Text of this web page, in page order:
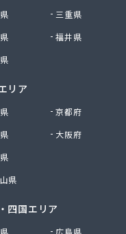
三重県
福井県
リア
京都府
大阪府
県
四国エリア